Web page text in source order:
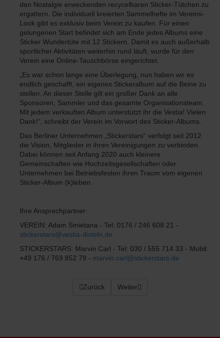
den Nostalgie erweckenden recycelbaren Sticker-Tütchen zu
ergattern. Die individuell kreierten Sammelhefte im Vereins-
Look gibt es exklusiv beim Verein zu kaufen. Für einen
gelungenen Start befindet sich am Ende jedes Albums eine
Sticker Wundertüte mit 12 Stickern. Damit es auch außerhalb
sportlicher Aktivitäten weiterhin rund läuft, wurde für den
Verein eine Online-Tauschbörse eingerichtet.
„Es war schon lange eine Überlegung, nun haben wir es
endlich geschafft, ein eigenes Stickeralbum auf die Beine zu
stellen. An dieser Stelle gilt ein großer Dank an alle
Sponsoren, Sammler und das gesamte Organisationsteam.
Mit jedem verkauften Album unterstützt ihr die Vestia! Vielen
Dank!“, schreibt der Verein im Vorwort des Sticker-Albums.
Das Berliner Unternehmen „Stickerstars“ verfolgt seit 2012
die Vision, Mitglieder in ihren Vereinigungen zu verbinden.
Dabei können seit Anfang 2020 auch kleinere
Gemeinschaften wie Hochzeitsgesellschaften oder
Unternehmen bei Betriebsfesten ihren Traum vom eigenen
Sticker-Album (k)leben.
Ihre Ansprechpartner:
VEREIN: Adam Smietana - Tel: 0176 / 246 608 21 -
stickerstars@vestia-disteln.de
STICKERSTARS: Marvin Carl - Tel: 030 / 555 714 33 - Mobil:
+49 176 / 769 852 78 - marvin.carl@stickerstars.de
Vorheriger Beitrag: Kreispokalfinale am
Zurück Nächster Beitrag: 11. Terz-
Weiter